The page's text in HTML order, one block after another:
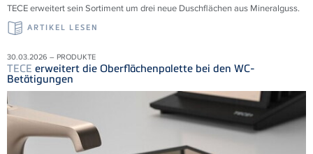
TECE erweitert sein Sortiment um drei neue Duschflächen aus Mineralguss.
ARTIKEL LESEN
30.03.2026 – PRODUKTE
TECE erweitert die Oberflächenpalette bei den WC-
Betätigungen